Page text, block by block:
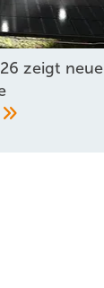
zeigt neue